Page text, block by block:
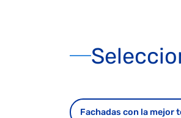
Fachadas con la mejor